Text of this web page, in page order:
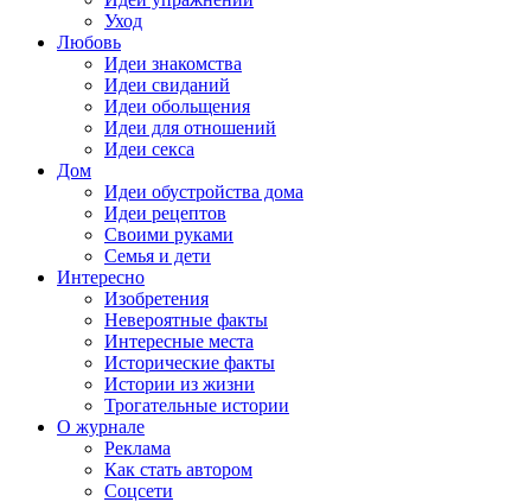
Уход
Любовь
Идеи знакомства
Идеи свиданий
Идеи обольщения
Идеи для отношений
Идеи секса
Дом
Идеи обустройства дома
Идеи рецептов
Своими руками
Семья и дети
Интересно
Изобретения
Невероятные факты
Интересные места
Исторические факты
Истории из жизни
Трогательные истории
О журнале
Реклама
Как стать автором
Соцсети